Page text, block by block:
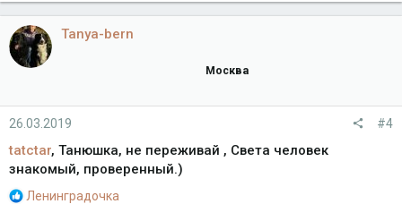
а
к
ц
и
Tanya-bern
Москва
26.03.2019 #4
tatctar, Танюшка, не переживай , Света человек
знакомый, проверенный.)
Р
Ленинградочка